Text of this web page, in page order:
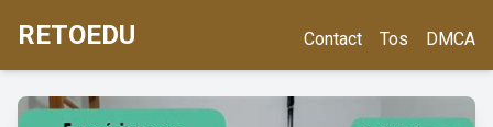
RETOEDU Contact Tos DMCA